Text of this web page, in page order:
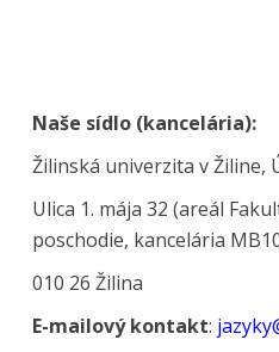
Naše sídlo (kancelária):
Žilinská univerzita v Žiline,
Ulica 1. mája 32 (areál
poschodie, kancelária
010 26 Žilina
E-mailový kontakt: